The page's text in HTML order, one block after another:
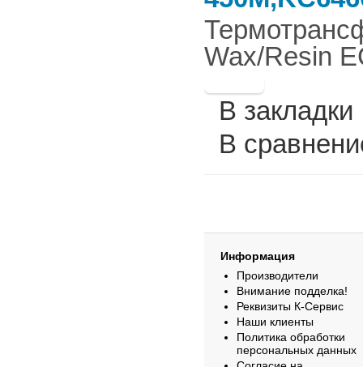
Wax/Resin
В закладки
В
Информация
Производители
Внимание подделка!
Реквизиты К-Сервис
Наши клиенты
Политика обработки
персональных данных